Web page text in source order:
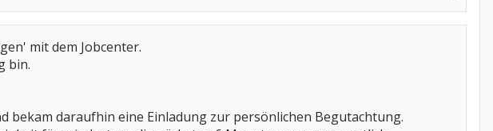
mit dem Jobcenter.
bin.
bekam daraufhin eine Einladung zur persönlichen Begutachtung.